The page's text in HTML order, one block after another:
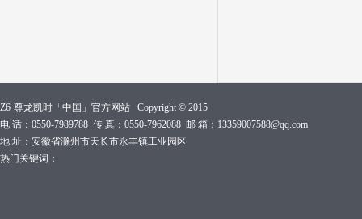
Z6·尊龙凯时「中国」官方网站 Copyright © 2015
电 话：0550-7989788 传 真：0550-7962088 邮 箱：13359007588@qq.com
地 址：安徽省滁州市天长市永丰镇工业园区
热门关键词：